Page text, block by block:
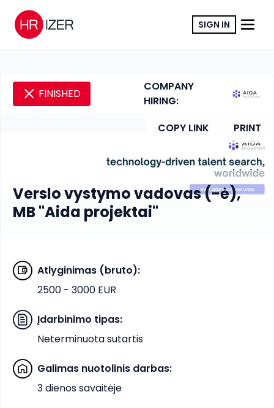
SIGN IN
FINISHED
COMPANY
HIRING:
COPY LINK
PRINT
Verslo vystymo vadovas (-ė),
MB "Aida projektai"
Atlyginimas (bruto):
2500 - 3000 EUR
Įdarbinimo tipas:
Neterminuota sutartis
Galimas nuotolinis darbas:
3 dienos savaitėje